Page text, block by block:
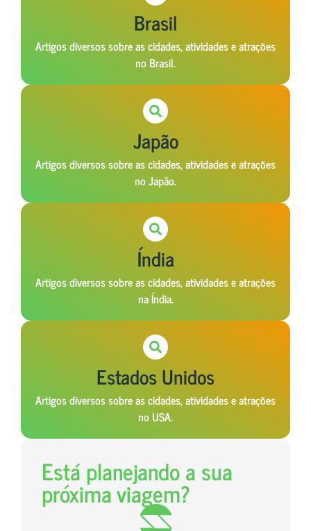
Brasil
Artigos diversos sobre as cidades, atividades e atrações
no Brasil.
Japão
Artigos diversos sobre as cidades, atividades e atrações
no Japão.
Índia
Artigos diversos sobre as cidades, atividades e atrações
na Índia.
Estados Unidos
Artigos diversos sobre as cidades, atividades e atrações
no USA.
Está planejando a sua
próxima viagem?